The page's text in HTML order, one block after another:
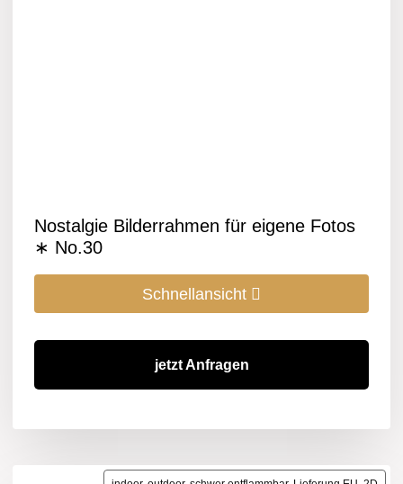
Nostalgie Bilderrahmen für eigene Fotos
∗ No.30
Schnellansicht
jetzt Anfragen